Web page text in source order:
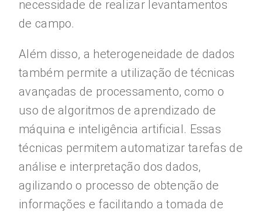
necessidade de realizar levantamentos
de campo.
Além disso, a heterogeneidade de dados
também permite a utilização de técnicas
avançadas de processamento, como o
uso de algoritmos de aprendizado de
máquina e inteligência artificial. Essas
técnicas permitem automatizar tarefas de
análise e interpretação dos dados,
agilizando o processo de obtenção de
informações e facilitando a tomada de